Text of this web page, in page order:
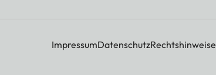
ImpressumDatenschutzRechtshinweise